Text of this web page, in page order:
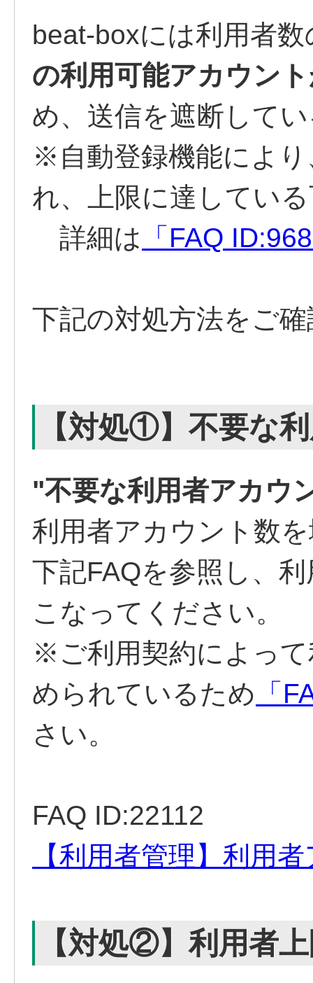
beat-boxには利用者
の利用可能アカウン
め、送信を遮断して
※自動登録機能によ
れ、上限に達してい
詳細は 「FAQ
下記の対処方法をご
【対処①】不要な
"不要な利用者アカウ
利用者アカウント数
下記FAQを参照し、
こなってください。
※ご利用契約によっ
められているため 「
さい。
FAQ ID:22112
【利用者管理】利用
【対処②】利用者